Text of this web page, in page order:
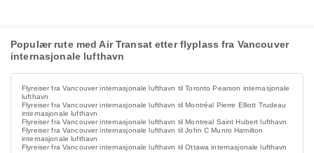
Populær rute med Air Transat etter flyplass fra Vancouver
internasjonale lufthavn
Flyreiser fra Vancouver internasjonale lufthavn til Toronto Pearson internasjonale
lufthavn
Flyreiser fra Vancouver internasjonale lufthavn til Montréal Pierre Elliott Trudeau
internasjonale lufthavn
Flyreiser fra Vancouver internasjonale lufthavn til Montreal Saint Hubert lufthavn
Flyreiser fra Vancouver internasjonale lufthavn til John C Munro Hamilton
internasjonale lufthavn
Flyreiser fra Vancouver internasjonale lufthavn til Ottawa internasjonale lufthavn